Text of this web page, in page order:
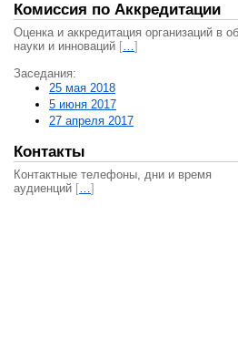
Комиссия по Аккредитации
Оценка и аккредитация организаций в
науки и инноваций […]
Заседания:
25 мая 2018
5 июня 2017
27 апреля 2017
Контакты
Контактные телефоны, дни и время
аудиенций […]